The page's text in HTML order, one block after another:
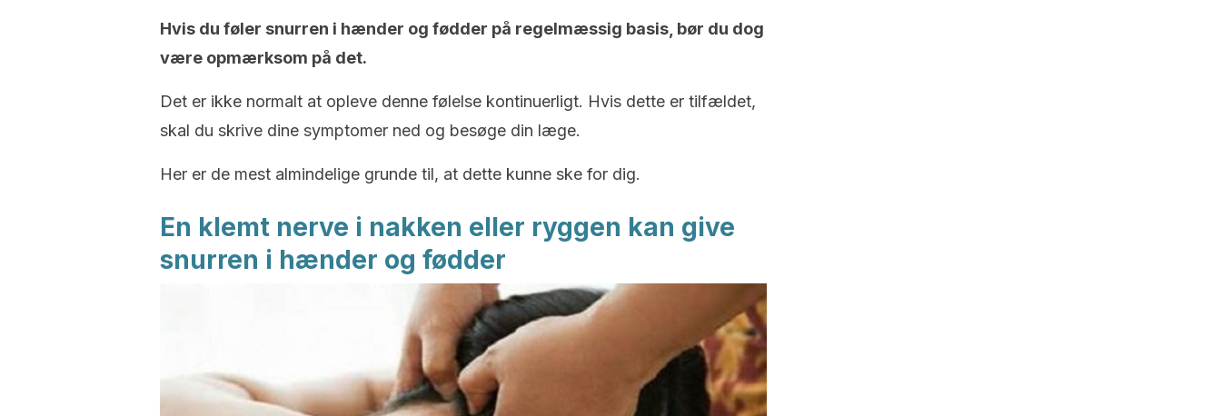
Hvis du føler snurren i hænder og fødder på regelmæssig basis, bør du dog
være opmærksom på det.
Det er ikke normalt at opleve denne følelse kontinuerligt. Hvis dette er tilfældet,
skal du skrive dine symptomer ned og besøge din læge.
Her er de mest almindelige grunde til, at dette kunne ske for dig.
En klemt nerve i nakken eller ryggen kan give
snurren i hænder og fødder